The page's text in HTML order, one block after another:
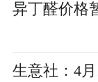
异丁醛价格
生意社：4